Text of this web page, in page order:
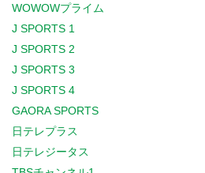
WOWOWプライム
J SPORTS 1
J SPORTS 2
J SPORTS 3
J SPORTS 4
GAORA SPORTS
日テレプラス
日テレジータス